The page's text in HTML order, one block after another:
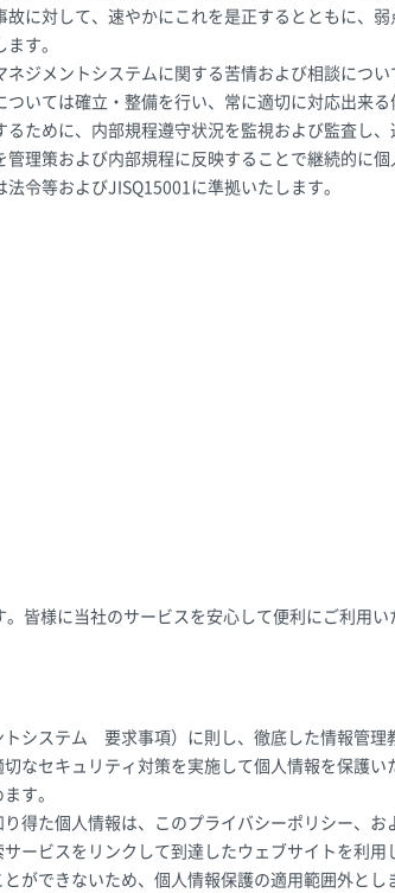
に対して、速やかにこれを是正するとともに、
す。
ジメントシステムに関する苦情および相談につ
いては確立・整備を行い、常に適切に対応出来る
ために、内部規程遵守状況を監視および監査し
理策および内部規程に反映することで継続的に
令等およびJISQ15001に準拠いたします。
皆様に当社のサービスを安心して便利にご利用
システム 要求事項）に則し、徹底した情報管理
なセキュリティ対策を実施して個人情報を保護
す。
得た個人情報は、このプライバシーポリシー、お
ービスをリンクして到達したウェブサイトを利用
ができないため、個人情報保護の適用範囲外とし